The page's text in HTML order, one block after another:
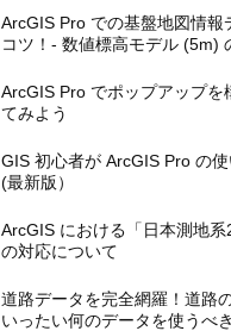
ArcGIS Pro での基盤地図情報
コツ！- 数値標高モデル (5m)
ArcGIS Pro でポップアップを
てみよう
GIS 初心者が ArcGIS Pro の
(最新版）
ArcGIS における「日本測地
の対応について
道路データを完全網羅！道路
いったい何のデータを使うべ